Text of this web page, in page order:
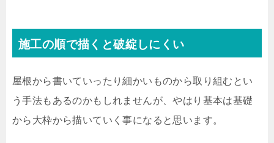
施工の順で描くと破綻しにくい
屋根から書いていったり細かいものから取り組むとい
う手法もあるのかもしれませんが、やはり基本は基礎
から大枠から描いていく事になると思います。